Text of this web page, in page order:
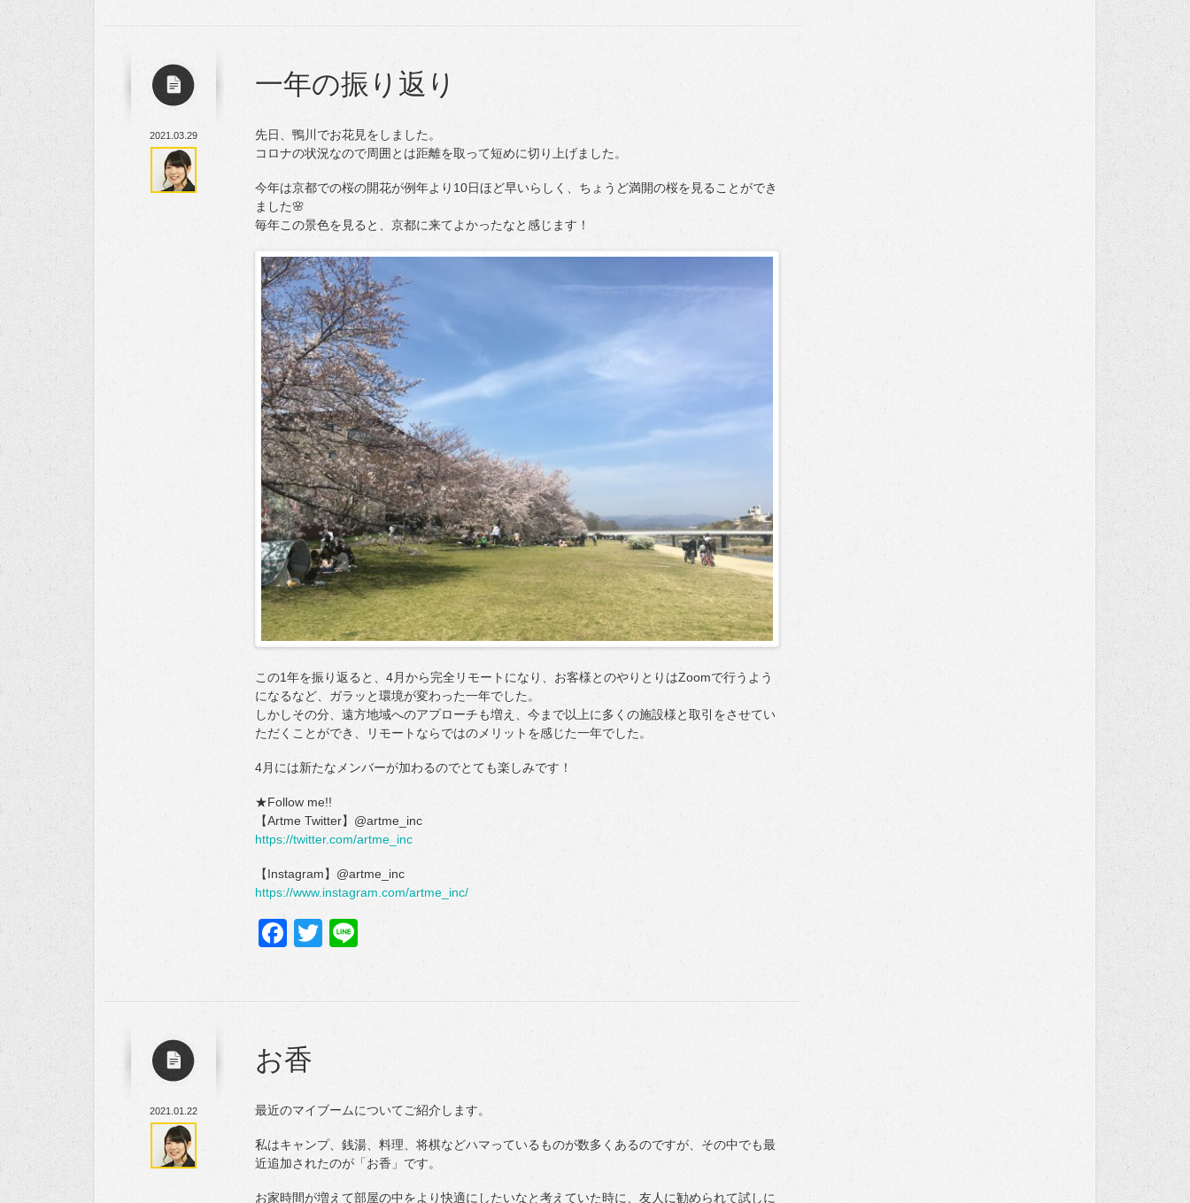
2021.03.29
一年の振り返り
先日、鴨川でお花見をしました。
コロナの状況なので周囲とは距離を取って短めに切り上げました。
今年は京都での桜の開花が例年より10日ほど早いらしく、ちょうど満開の桜を見ることができ
ました🌸
毎年この景色を見ると、京都に来てよかったなと感じます！
この1年を振り返ると、4月から完全リモートになり、お客様とのやりとりはZoomで行うよう
になるなど、ガラッと環境が変わった一年でした。
しかしその分、遠方地域へのアプローチも増え、今まで以上に多くの施設様と取引をさせてい
ただくことができ、リモートならではのメリットを感じた一年でした。
4月には新たなメンバーが加わるのでとても楽しみです！
★Follow me!!
【Artme Twitter】@artme_inc
https://twitter.com/artme_inc
【Instagram】@artme_inc
https://www.instagram.com/artme_inc/
Facebook
Twitter
2021.01.22
お香
最近のマイブームについてご紹介します。
私はキャンプ、銭湯、料理、将棋などハマっているものが数多くあるのですが、 その中でも最
近追加されたのが「お香」です。
お家時間が増えて部屋の中をより快適にしたいなと考えていた時に、友人に勧められて試しに